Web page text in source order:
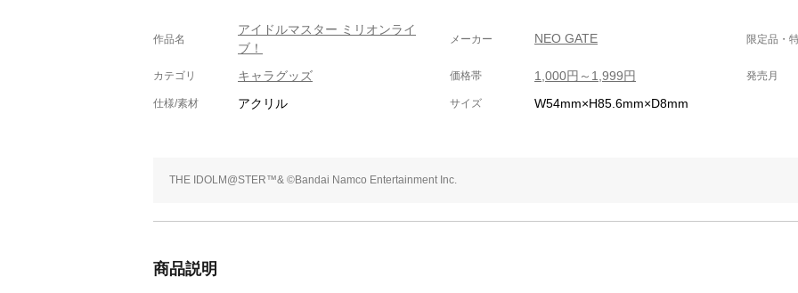
作品名
アイドルマスター ミリオンライ
ブ！
メーカー NEO GATE 限定品・
カテゴリ キャラグッズ 価格帯 1,000円～1,999円 発売月
仕様/素材 アクリル サイズ W54mm×H85.6mm×D8mm
THE IDOLM@STER™& ©Bandai Namco Entertainment Inc.
商品説明